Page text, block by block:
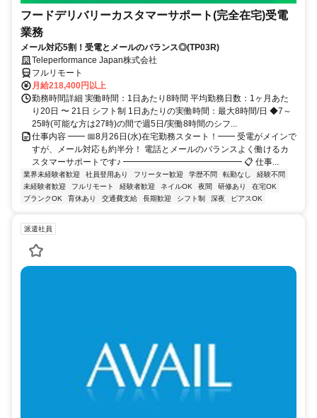
フードデリバリーカスタマーサポート(完全在宅)受電
業務
メール対応5割！受電とメールのバランス◎(TP03R)
Teleperformance Japan株式会社
フルリモート
月給218,400円以上
勤務時間詳細 実働時間：1日あたり8時間 平均勤務日数：1ヶ月あた
り20日 〜 21日 シフト制 1日あたりの実働時間：最大8時間/日 ◆7～
25時(可能な方は27時)の間で週5日/実働8時間のシフ...
仕事内容 ━━ 📅8月26日(水)在宅勤務スタート！━━ 受電がメインで
すが、メール対応も約半分！ 電話とメールのバランスよく働けるカ
スタマーサポートです♪ ━━━━━━━━━━━━━━ 📋 仕事...
業界未経験者歓迎 社員登用あり フリーター歓迎 学歴不問 転勤なし
経験不問
未経験者歓迎
フルリモート 経験者歓迎 ネイルOK 夜間 研修あり
在宅OK
ブランクOK
育休あり 交通費支給 長期歓迎 シフト制 深夜 ピアスOK
派遣社員